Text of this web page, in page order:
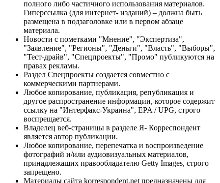
полного либо частичного использования материалов.
Гиперссылка (для интернет- изданий) – должна быть
размещена в подзаголовке или в первом абзаце
материала.
Новости с пометками "Мнение", "Экспертиза",
"Заявление", "Регионы", "Деньги", "Власть", "Выборы",
"Тест-драйв", "Спецпроекты", "Промо" публикуются на
правах рекламы.
Раздел Спецпроекты создается совместно с
коммерческими партнерами.
Любое копирование, публикация, републикация и
другое распространение информации, которое содержит
ссылку на "Интерфакс-Украина", EPA / UPG, строго
воспрещается.
Владелец веб-страницы в разделе Я- Корреспондент
является автор публикации.
Любое копирование, перепечатка и воспроизведение
фотографий и/или аудиовизуальных материалов,
принадлежащих правообладателю Getty Images, строго
запрещено.
Материалы сайта korrespondent.net предназначены для